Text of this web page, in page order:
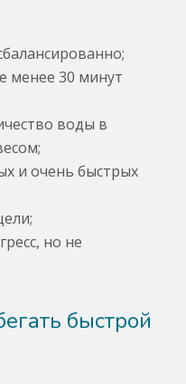
менее 30 минут
воды в
и очень быстрых
но не
быстрой